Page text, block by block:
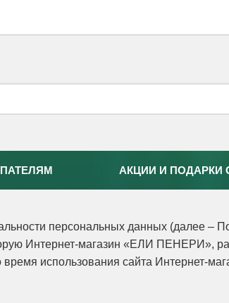
АКЦИИ И ПОДАРКИ
персональных данных (далее –
Интернет-магазин «ЕЛИ ПЕНЕРИ»,
использования сайта Интернет-